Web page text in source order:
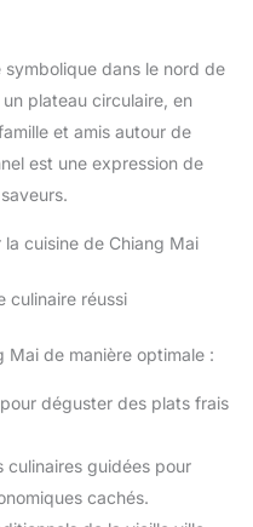
dans le nord de
plateau circulaire, en
et amis autour de
est une expression de
cuisine de Chiang Mai
culinaire réussi
Mai de manière optimale :
déguster des plats frais
culinaires guidées pour
cachés.